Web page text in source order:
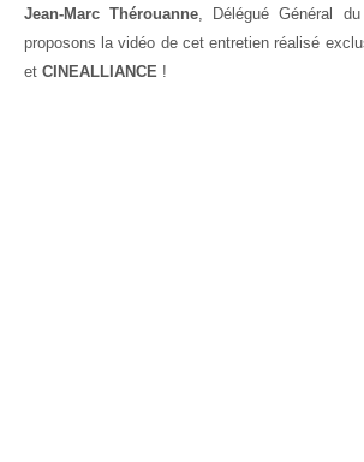
Jean-Marc Thérouanne, Délégué Général
proposons la vidéo de cet entretien réalisé
et CINEALLIANCE !